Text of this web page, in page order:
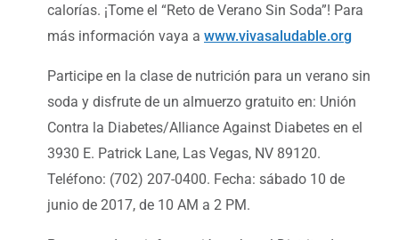
calorías. ¡Tome el “Reto de Verano Sin Soda”! Para
más información vaya a www.vivasaludable.org
Participe en la clase de nutrición para un verano sin
soda y disfrute de un almuerzo gratuito en: Unión
Contra la Diabetes/Alliance Against Diabetes en el
3930 E. Patrick Lane, Las Vegas, NV 89120.
Teléfono: (702) 207-0400. Fecha: sábado 10 de
junio de 2017, de 10 AM a 2 PM.